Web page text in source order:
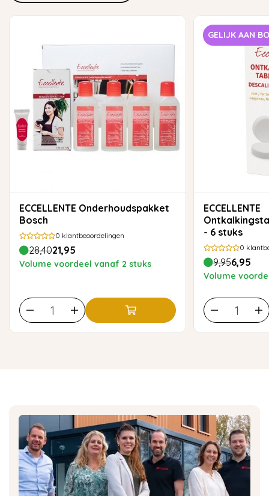
ECCELLENTE Onderhoudspakket
Bosch
0 klantbeoordelingen
28,4021,95
Volume voordeel vanaf 2 stuks
GELIJK AAN
ECCELLENTE
- 6 stuks
0
9,956,95
Volume